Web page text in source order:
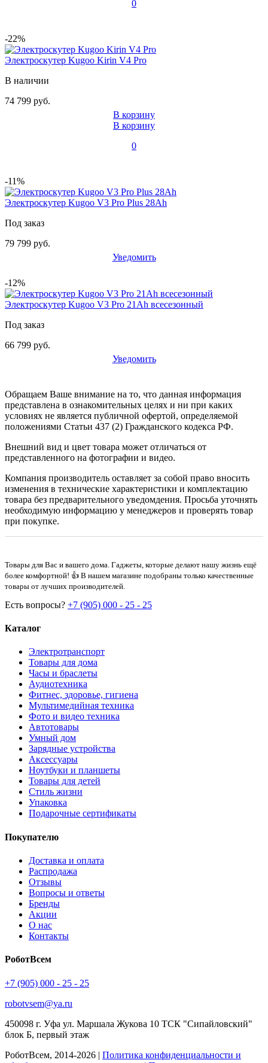
0
-22%
Электроскутер Kugoo Kirin V4 Pro
В наличии
74 799 руб.
В корзину
В корзину
0
-11%
Электроскутер Kugoo V3 Pro Plus 28Ah
Под заказ
79 799 руб.
Уведомить
-12%
Электроскутер Kugoo V3 Pro 21Ah всесезонный
Под заказ
66 799 руб.
Уведомить
Обращаем Ваше внимание на то, что данная информация
представлена в ознакомительных целях и ни при каких
условиях не является публичной офертой, определяемой
положениями Статьи 437 (2) Гражданского кодекса РФ.
Внешний вид и цвет товара может отличаться от
представленного на фотографии и видео.
Компания производитель оставляет за собой право вносить
изменения в технические характеристики и комплектацию
товара без предварительного уведомдения. Просьба уточнять
необходимую информацию у менеджеров и проверять товар
при покупке.
Товары для Вас и вашего дома. Гаджеты, которые делают нашу жизнь ещё
более комфортной! 👍 В нашем магазине подобраны только качественные
товары от лучших производителей.
Есть вопросы? +7 (905) 000 - 25 - 25
Каталог
Электротранспорт
Товары для дома
Часы и браслеты
Аудиотехника
Фитнес, здоровье, гигиена
Мультимедийная техника
Фото и видео техника
Автотовары
Умный дом
Зарядные устройства
Аксессуары
Ноутбуки и планшеты
Товары для детей
Стиль жизни
Упаковка
Подарочные сертификаты
Покупателю
Доставка и оплата
Распродажа
Отзывы
Вопросы и ответы
Бренды
Акции
О нас
Контакты
РоботВсем
+7 (905) 000 - 25 - 25
robotvsem@ya.ru
450098 г. Уфа ул. Маршала Жукова 10 ТСК "Сипайловский"
блок Б, первый этаж
РоботВсем, 2014-2026 | Политика конфиденциальности и